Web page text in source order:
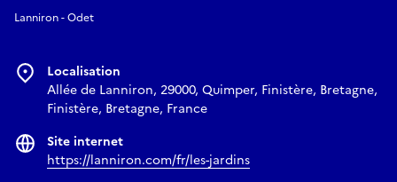
Lanniron - Odet
Localisation
Allée de Lanniron, 29000, Quimper, Finistère, Bretagne,
Finistère, Bretagne, France
Site internet
https://lanniron.com/fr/les-jardins